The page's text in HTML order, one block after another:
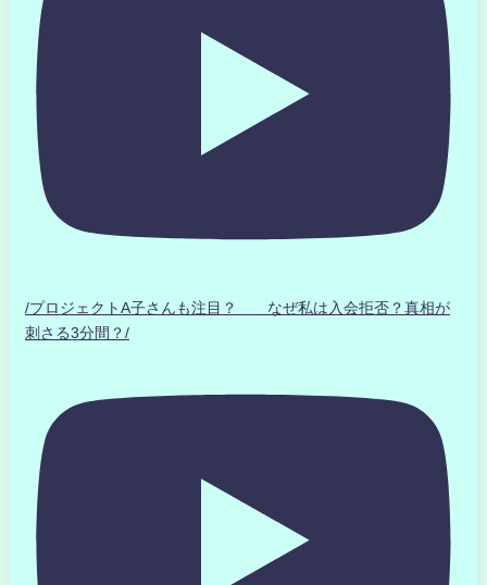
/プロジェクトA子さんも注目？ なぜ私は入会拒否？真相が
刺さる3分間？/